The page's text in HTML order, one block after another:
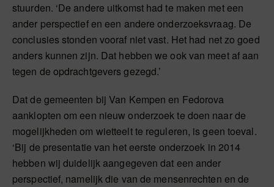
stuurden. ‘De andere uitkomst had te maken met een
ander perspectief en een andere onderzoeksvraag. De
conclusies stonden vooraf niet vast. Het had net zo goed
anders kunnen zijn. Dat hebben we ook van meet af aan
tegen de opdrachtgevers gezegd.’
Dat de gemeenten bij Van Kempen en Fedorova
aanklopten om een nieuw onderzoek te doen naar de
mogelijkheden om wietteelt te reguleren, is geen toeval.
‘Bij de presentatie van het eerste onderzoek in 2014
hebben wij duidelijk aangegeven dat een ander
perspectief, namelijk die van de mensenrechten en de